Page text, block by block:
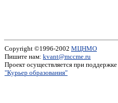
Copyright ©1996-2002 МЦНМО
Пишите нам: kvant@mccme.ru
Проект осуществляется при поддержке
"Курьер образования"